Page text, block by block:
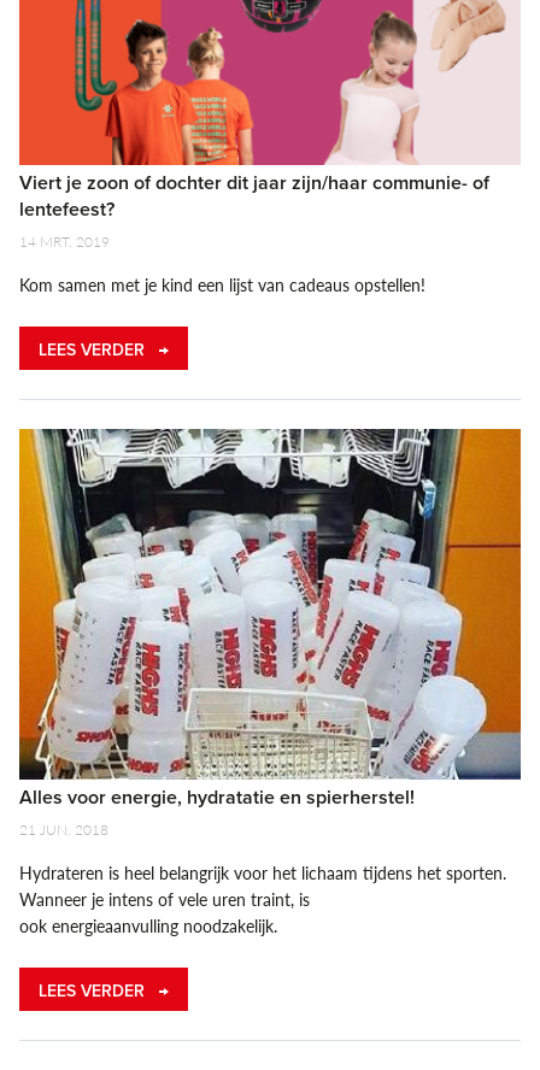
Viert je zoon of dochter dit jaar zijn/haar communie- of
lentefeest?
14 MRT. 2019
Kom samen met je kind een lijst van cadeaus opstellen!
LEES VERDER
Alles voor energie, hydratatie en spierherstel!
21 JUN. 2018
Hydrateren is heel belangrijk voor het lichaam tijdens het sporten.
Wanneer je intens of vele uren traint, is
ook energieaanvulling noodzakelijk.
LEES VERDER